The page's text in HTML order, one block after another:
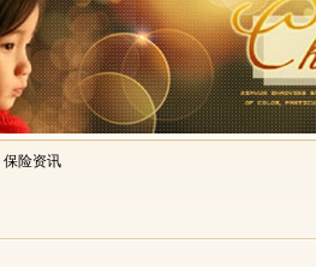
保险资讯